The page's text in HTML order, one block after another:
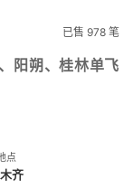
已售 978 笔
阳朔、桂林单飞
点
齐